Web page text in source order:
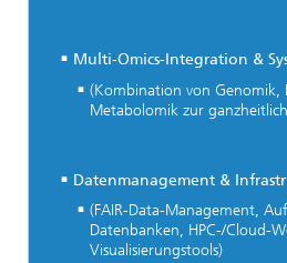
Multi-Omics-Integration &
(Kombination von Genomik,
Metabolomik zur
Datenmanagement &
(FAIR-Data-Management,
Datenbanken, HPC-/Cloud-
Visualisierungstools)